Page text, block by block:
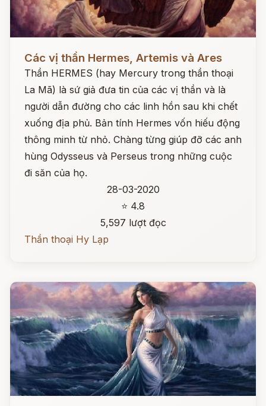
Các vị thần Hermes, Artemis và Ares
Thần HERMES (hay Mercury trong thần thoại
La Mã) là sứ giả đưa tin của các vị thần và là
người dẫn đường cho các linh hồn sau khi chết
xuống địa phủ. Bản tính Hermes vốn hiếu động
thông minh từ nhỏ. Chàng từng giúp đỡ các anh
hùng Odysseus và Perseus trong những cuộc
đi săn của họ.
28-03-2020
⭐ 4.8
5,597 lượt đọc
Thần thoại Hy Lạp